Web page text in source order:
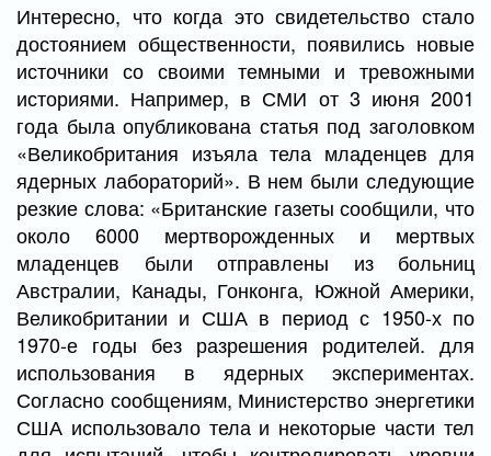
Интересно, что когда это свидетельство стало
достоянием общественности, появились новые
источники со своими темными и тревожными
историями. Например, в СМИ от 3 июня 2001
года была опубликована статья под заголовком
«Великобритания изъяла тела младенцев для
ядерных лабораторий». В нем были следующие
резкие слова: «Британские газеты сообщили, что
около 6000 мертворожденных и мертвых
младенцев были отправлены из больниц
Австралии, Канады, Гонконга, Южной Америки,
Великобритании и США в период с 1950-х по
1970-е годы без разрешения родителей. для
использования в ядерных экспериментах.
Согласно сообщениям, Министерство энергетики
США использовало тела и некоторые части тел